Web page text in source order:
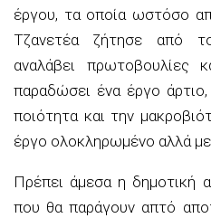
έργου, τα οποία ωστόσο
Τζανετέα ζήτησε από
αναλάβει πρωτοβουλίες
παραδώσει ένα έργο
ποιότητα και την
έργο ολοκληρωμένο αλλά με
Πρέπει άμεσα η δημοτική
που θα παράγουν απτό